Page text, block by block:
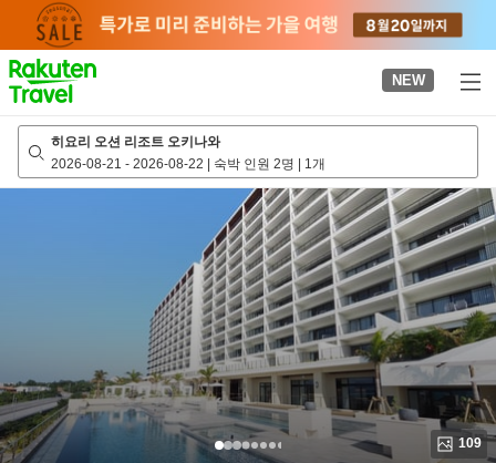
page
NEW
히요리 오션 리조트 오키나와
2026-08-21 - 2026-08-22 | 숙박 인원 2명 | 1개
109